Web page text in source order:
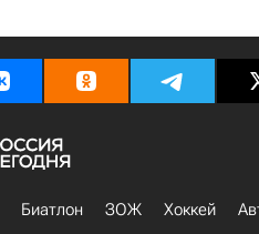
Биатлон ЗОЖ Хоккей